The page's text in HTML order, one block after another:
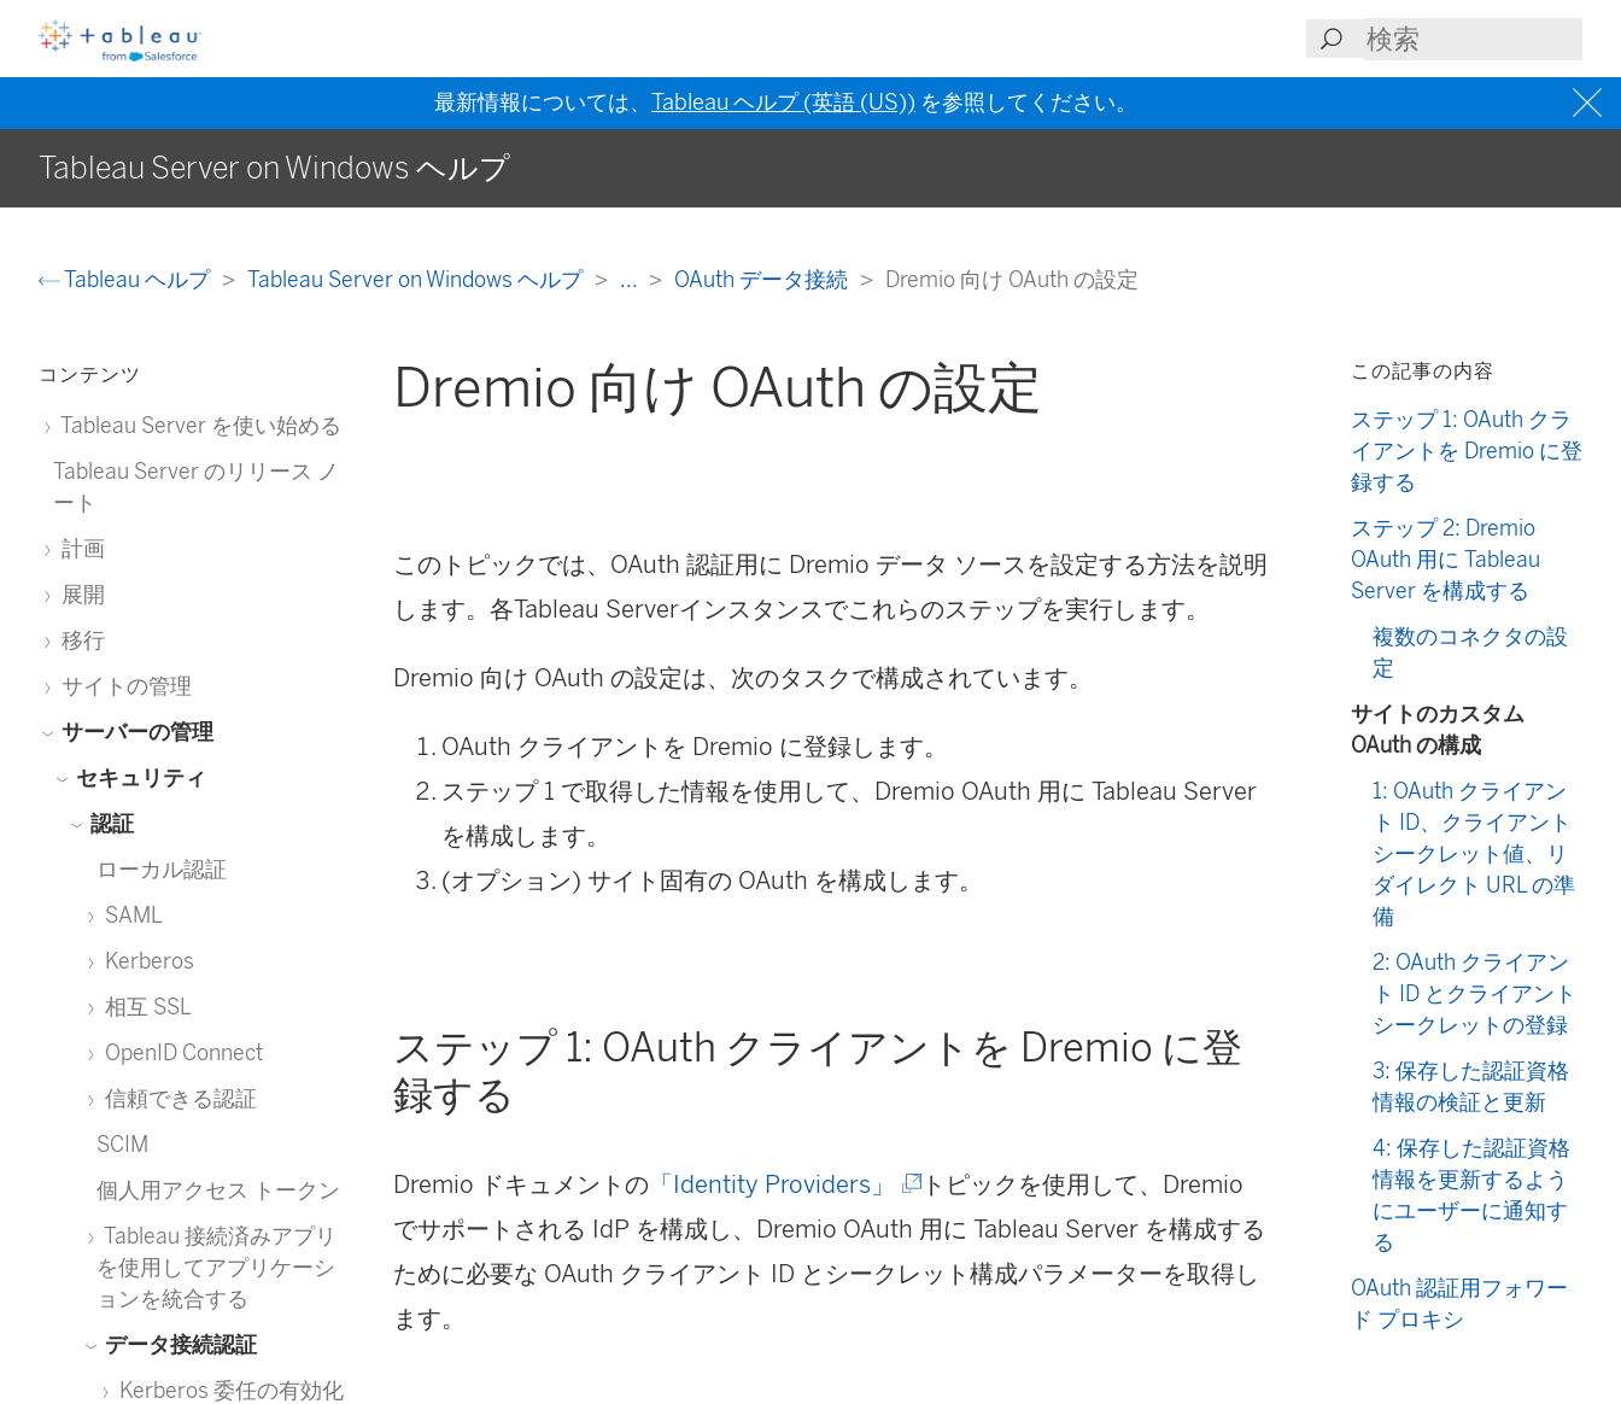
最新情報については、 Tableau ヘルプ (英語 (US)) を参照してください。
Tableau Server on Windows ヘルプ
Tableau ヘルプ Tableau Server on Windows ヘルプ ... OAuth データ接続 Dremio 向け OAuth の設定
コンテンツ
Tableau Server を使い始める
Tableau Server のリリース ノ
ート
計画
展開
移行
サイトの管理
サーバーの管理
セキュリティ
認証
ローカル認証
SAML
Kerberos
相互 SSL
OpenID Connect
信頼できる認証
SCIM
個人用アクセス トークン
Tableau 接続済みアプリ
を使用してアプリケーシ
ョンを統合する
データ接続認証
Kerberos 委任の有効化
Dremio 向け OAuth の設定
このトピックでは、OAuth 認証用に Dremio データ ソースを設定する方法を説明
します。各Tableau Serverインスタンスでこれらのステップを実行します。
Dremio 向け OAuth の設定は、次のタスクで構成されています。
OAuth クライアントを Dremio に登録します。
ステップ 1 で取得した情報を使用して、Dremio OAuth 用に Tableau Server
を構成します。
(オプション) サイト固有の OAuth を構成します。
ステップ 1: OAuth クライアントを Dremio に登
録する
Dremio ドキュメントの 「Identity Providers」
(
新
し
トピックを使用して、Dremio
でサポートされる IdP を構成し、Dremio OAuth 用にTableau Server を構成する
ために必要な OAuth クライアント ID とシークレット構成パラメーターを取得し
ます。
この記事の内容
ステップ 1: OAuth クラ
イアントを Dremio に登
録する
ステップ 2: Dremio
OAuth 用に Tableau
Server を構成する
複数のコネクタの設
定
サイトのカスタム
OAuth の構成
1: OAuth クライアン
ト ID、クライアント
シークレット値、リ
ダイレクト URL の準
備
2: OAuth クライアン
ト ID とクライアント
シークレットの登録
3: 保存した認証資格
情報の検証と更新
4: 保存した認証資格
情報を更新するよう
にユーザーに通知す
る
OAuth 認証用フォワー
ド プロキシ